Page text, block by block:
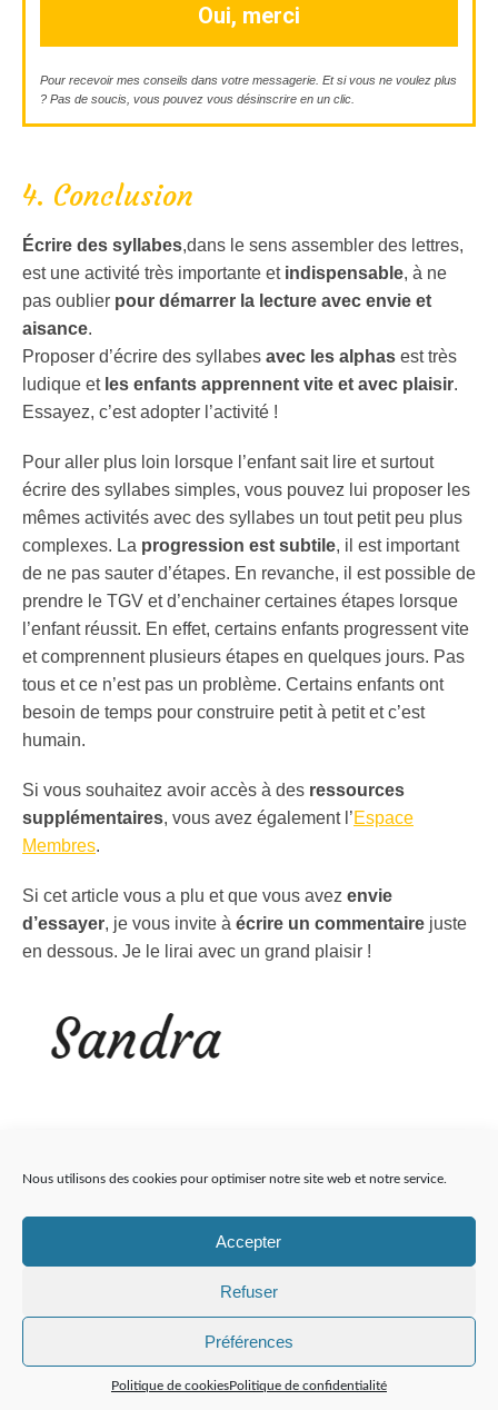
Nous utilisons des cookies pour optimiser notre site web et notre service.
Accepter
Refuser
Préférences
Politique de cookiesPolitique de confidentialité
Oui, merci
Pour recevoir mes conseils dans votre messagerie. Et si vous ne voulez plus
? Pas de soucis, vous pouvez vous désinscrire en un clic.
4. Conclusion
Écrire des syllabes,dans le sens assembler des lettres,
est une activité très importante et indispensable, à ne
pas oublier pour démarrer la lecture avec envie et
aisance.
Proposer d’écrire des syllabes avec les alphas est très
ludique et les enfants apprennent vite et avec plaisir.
Essayez, c’est adopter l’activité !
Pour aller plus loin lorsque l’enfant sait lire et surtout
écrire des syllabes simples, vous pouvez lui proposer les
mêmes activités avec des syllabes un tout petit peu plus
complexes. La progression est subtile, il est important
de ne pas sauter d’étapes. En revanche, il est possible de
prendre le TGV et d’enchainer certaines étapes lorsque
l’enfant réussit. En effet, certains enfants progressent vite
et comprennent plusieurs étapes en quelques jours. Pas
tous et ce n’est pas un problème. Certains enfants ont
besoin de temps pour construire petit à petit et c’est
humain.
Si vous souhaitez avoir accès à des ressources
supplémentaires, vous avez également l’Espace
Membres.
Si cet article vous a plu et que vous avez envie
d’essayer, je vous invite à écrire un commentaire juste
en dessous. Je le lirai avec un grand plaisir !
Sandra
une classe de PS MS GS, j’aime les
pour qu’ils soient heureux d’apprendre